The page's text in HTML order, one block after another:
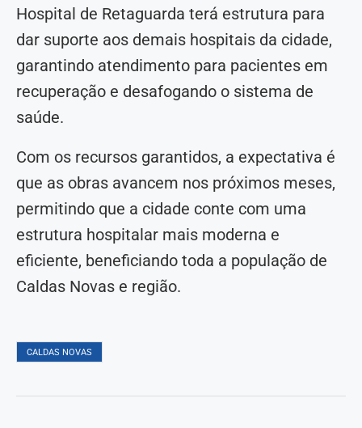
Hospital de Retaguarda terá estrutura para
dar suporte aos demais hospitais da cidade,
garantindo atendimento para pacientes em
recuperação e desafogando o sistema de
saúde.
Com os recursos garantidos, a expectativa é
que as obras avancem nos próximos meses,
permitindo que a cidade conte com uma
estrutura hospitalar mais moderna e
eficiente, beneficiando toda a população de
Caldas Novas e região.
CALDAS NOVAS